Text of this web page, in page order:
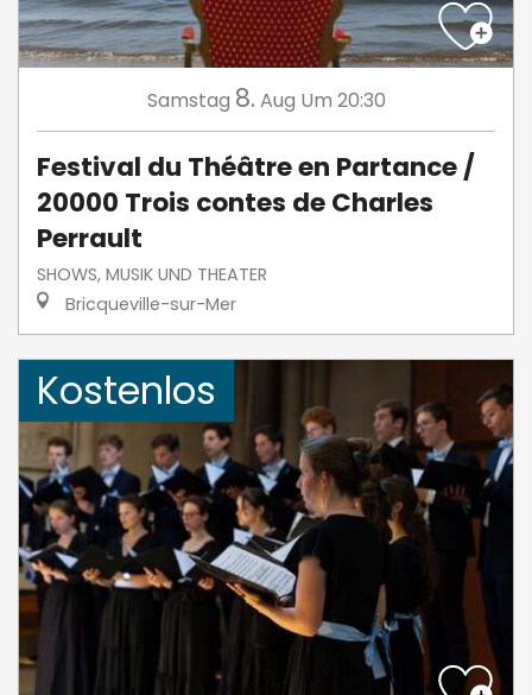
Samstag 8. Aug Um 20:30
Festival du Théâtre en Partance /
20000 Trois contes de Charles
Perrault
SHOWS, MUSIK UND THEATER
Bricqueville-sur-Mer
Kostenlos